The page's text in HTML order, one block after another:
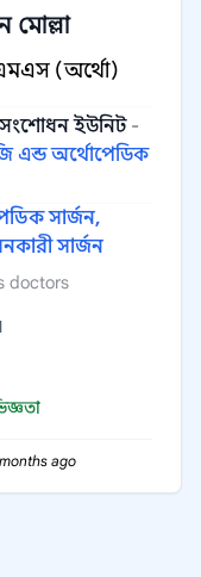
মোল্লা
এমএস (অর্থো)
ইউনিট -
এন্ড অর্থোপেডিক
সার্জন,
সার্জন
doctors
ago